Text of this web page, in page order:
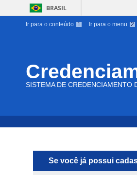
BRASIL
Ir para o conteúdo 1 Ir para o menu 2
SISTEMA DE CREDENCIAMENTO
Se você já possui